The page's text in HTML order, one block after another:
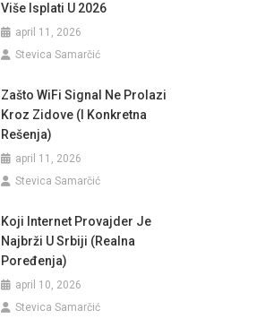
Više Isplati U 2026
april 11, 2026
Stevica Samarčić
Zašto WiFi Signal Ne Prolazi
Kroz Zidove (i Konkretna
Rešenja)
april 11, 2026
Stevica Samarčić
Koji Internet Provajder Je
Najbrži U Srbiji (realna
Poređenja)
april 10, 2026
Stevica Samarčić